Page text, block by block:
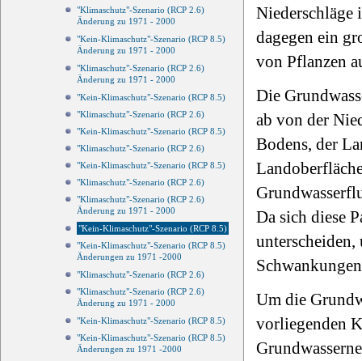
"Klimaschutz"-Szenario (RCP 2.6)
Änderung zu 1971 - 2000
"Kein-Klimaschutz"-Szenario (RCP 8.5)
Änderung zu 1971 - 2000
"Klimaschutz"-Szenario (RCP 2.6)
Änderung zu 1971 - 2000
"Kein-Klimaschutz"-Szenario (RCP 8.5)
"Klimaschutz"-Szenario (RCP 2.6)
"Kein-Klimaschutz"-Szenario (RCP 8.5)
"Klimaschutz"-Szenario (RCP 2.6)
"Kein-Klimaschutz"-Szenario (RCP 8.5)
"Klimaschutz"-Szenario (RCP 2.6)
"Klimaschutz"-Szenario (RCP 2.6)
Änderung zu 1971 - 2000
"Kein-Klimaschutz"-Szenario (RCP 8.5)
"Kein-Klimaschutz"-Szenario (RCP 8.5)
Änderungen zu 1971 -2000
"Klimaschutz"-Szenario (RCP 2.6)
"Klimaschutz"-Szenario (RCP 2.6)
Änderung zu 1971 - 2000
"Kein-Klimaschutz"-Szenario (RCP 8.5)
"Kein-Klimaschutz"-Szenario (RCP 8.5)
Änderungen zu 1971 -2000
Niederschläge
dagegen ein
von Pflanzen
Die
ab von der
Bodens, der
Da sich diese
Um die
vorliegenden